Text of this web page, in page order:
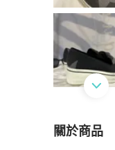
關於商品